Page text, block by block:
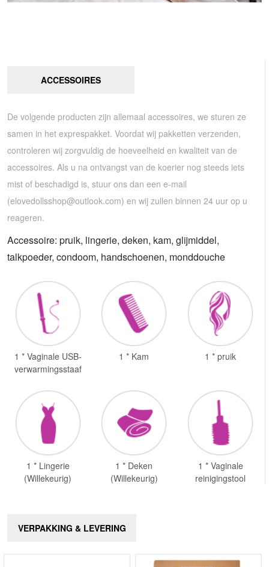
ACCESSOIRES
De volgende producten zijn allemaal accessoires, we sturen ze
samen in het exprespakket. Voordat wij pakketten verzenden,
controleren wij zorgvuldig de hoeveelheid en kwaliteit van de
accessoires. Als u na ontvangst van de koerier nog steeds iets
mist of beschadigd is, stuur ons dan een e-mail
(elovedollsshop@outlook.com) en wij zullen binnen 24 uur op u
reageren.
Accessoire: pruik, lingerie, deken, kam, glijmiddel,
talkpoeder, condoom, handschoenen, monddouche
1 * Vaginale USB-
verwarmingsstaaf
1 * Kam 1 * pruik
1 * Lingerie
(Willekeurig)
1 * Deken
(Willekeurig)
1 * Vaginale
reinigingstool
VERPAKKING & LEVERING